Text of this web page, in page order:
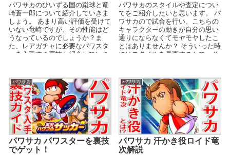
パワサカのひいずる国の蹴球と竜
崎蒼一郎について紹介していきま
しょう。 あまり高い評価を受けて
いない竜崎ですが、その性能はど
うなっているのでしょうか？ま
た、レアガチャに必要なパワスタ
ーを入手する裏技も紹介していき
パワサカのスタイルや査定につい
てをご紹介したいと思います。 パ
ワサカので試合を行い、こちらの
キャラクターの動きが自分の思い
通りにならなくてモヤモヤしたこ
とはありませんか？ そういった時
にはスタイルを見直すことで、そ
パワサカ
パワサカ パワスターを裏技
でゲット！
パワサカ
パワサカ 汗かき役ロイド竜
次解説